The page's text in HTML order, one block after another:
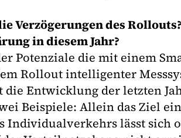
Verzögerungen des
in diesem Jahr?
Potenziale die mit einem
Rollout intelligenter
Entwicklung der letzten
Beispiele: Allein das Ziel
Individualverkehrs lässt sich